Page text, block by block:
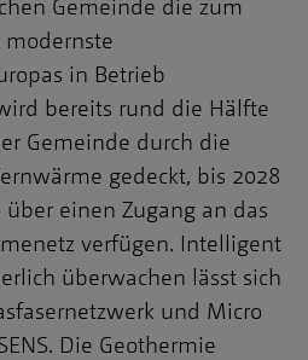
Gemeinde die zum
in Betrieb
bereits rund die Hälfte
Gemeinde durch die
gedeckt, bis 2028
einen Zugang an das
verfügen. Intelligent
überwachen lässt sich
und Micro
Die Geothermie